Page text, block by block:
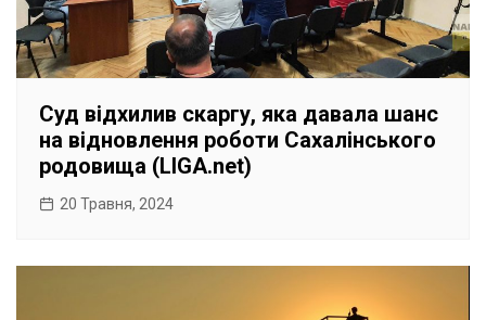
Суд відхилив скаргу, яка давала шанс
на відновлення роботи Сахалінського
родовища (LIGA.net)
20 Травня, 2024